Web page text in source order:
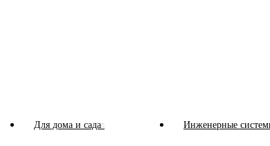
Для дома и сада Инженерные